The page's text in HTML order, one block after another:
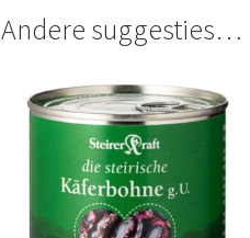
Andere suggesties…